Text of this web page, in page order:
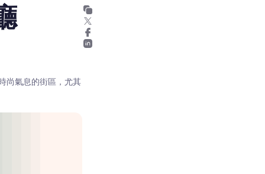
尚氣息的街區，尤其